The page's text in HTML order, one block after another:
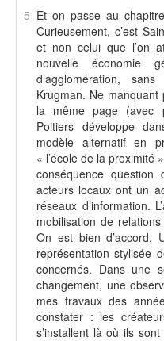
5 Et on passe au chapitre
Curieusement, c’est
et non celui que l’on
nouvelle économie
d’agglomération,
Krugman. Ne manquant
la même page (avec
Poitiers développe
modèle alternatif en
« l’école de la proximité
conséquence question
acteurs locaux ont un
réseaux d’information.
mobilisation de
On est bien d’accord.
représentation stylisée
concernés. Dans une
changement, une
mes travaux des
constater : les
s’installent là où ils